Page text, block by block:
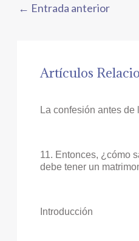
← Entrada anterior
Artículos
La confesión antes de
11. Entonces, ¿cómo
debe tener un
Introducción